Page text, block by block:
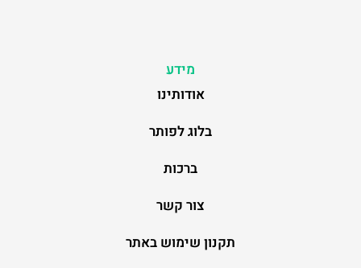
מידע
אודותינו
בלוג לפותר
ברכות
צור קשר
תקנון שימוש באתר